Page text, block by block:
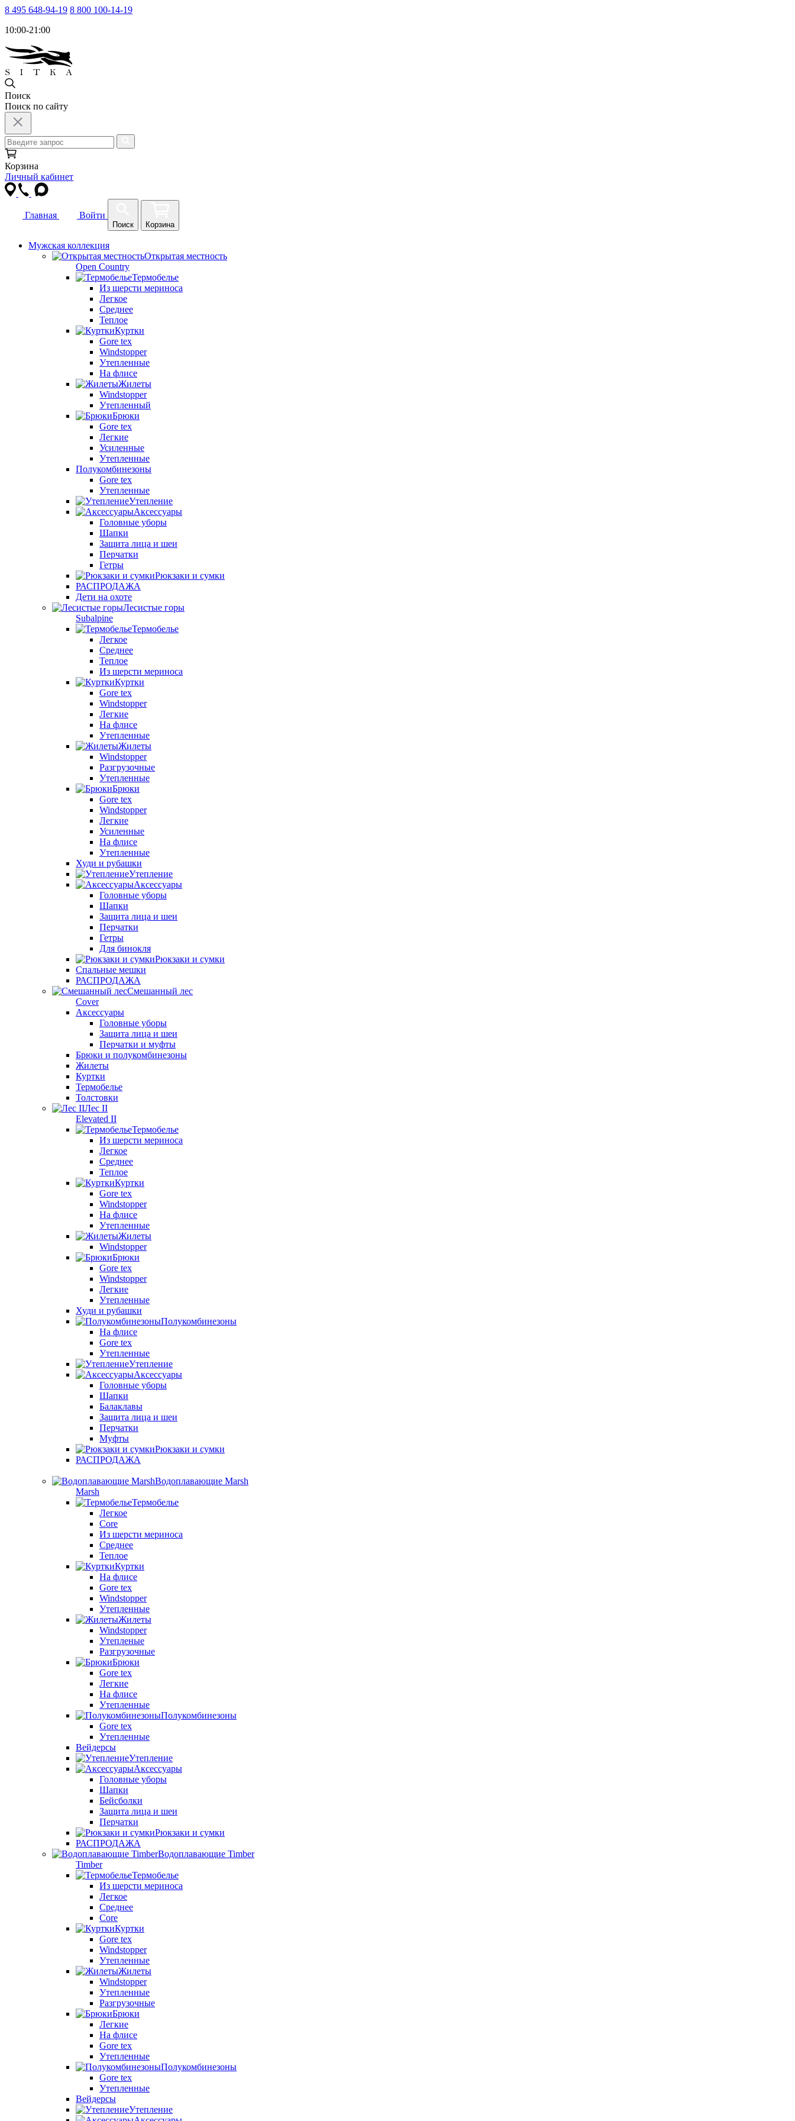
8 495 648-94-19 8 800 100-14-19
10:00-21:00
Поиск
Поиск по сайту
Корзина
Личный кабинет
Главная Войти
Поиск Корзина
Мужская коллекция
Открытая местность
Open Country
Термобелье
Из шерсти мериноса
Легкое
Среднее
Теплое
Куртки
Gore tex
Windstopper
Утепленные
На флисе
Жилеты
Windstopper
Утепленный
Брюки
Gore tex
Легкие
Усиленные
Утепленные
Полукомбинезоны
Gore tex
Утепленные
Утепление
Аксессуары
Головные уборы
Шапки
Защита лица и шеи
Перчатки
Гетры
Рюкзаки и сумки
РАСПРОДАЖА
Дети на охоте
Лесистые горы
Subalpine
Термобелье
Легкое
Среднее
Теплое
Из шерсти мериноса
Куртки
Gore tex
Windstopper
Легкие
На флисе
Утепленные
Жилеты
Windstopper
Разгрузочные
Утепленные
Брюки
Gore tex
Windstopper
Легкие
Усиленные
На флисе
Утепленные
Худи и рубашки
Утепление
Аксессуары
Головные уборы
Шапки
Защита лица и шеи
Перчатки
Гетры
Для бинокля
Рюкзаки и сумки
Спальные мешки
РАСПРОДАЖА
Смешанный лес
Cover
Аксессуары
Головные уборы
Защита лица и шеи
Перчатки и муфты
Брюки и полукомбинезоны
Жилеты
Куртки
Термобелье
Толстовки
Лес II
Elevated II
Термобелье
Из шерсти мериноса
Легкое
Среднее
Теплое
Куртки
Gore tex
Windstopper
На флисе
Утепленные
Жилеты
Windstopper
Брюки
Gore tex
Windstopper
Легкие
Утепленные
Худи и рубашки
Полукомбинезоны
На флисе
Gore tex
Утепленные
Утепление
Аксессуары
Головные уборы
Шапки
Балаклавы
Защита лица и шеи
Перчатки
Муфты
Рюкзаки и сумки
РАСПРОДАЖА
Водоплавающие Marsh
Marsh
Термобелье
Легкое
Core
Из шерсти мериноса
Среднее
Теплое
Куртки
На флисе
Gore tex
Windstopper
Утепленные
Жилеты
Windstopper
Утепленые
Разгрузочные
Брюки
Gore tex
Легкие
На флисе
Утепленные
Полукомбинезоны
Gore tex
Утепленные
Вейдерсы
Утепление
Аксессуары
Головные уборы
Шапки
Бейсболки
Защита лица и шеи
Перчатки
Рюкзаки и сумки
РАСПРОДАЖА
Водоплавающие Timber
Timber
Термобелье
Из шерсти мериноса
Легкое
Среднее
Core
Куртки
Gore tex
Windstopper
Утепленные
Жилеты
Windstopper
Утепленные
Разгрузочные
Брюки
Легкие
На флисе
Gore tex
Утепленные
Полукомбинезоны
Gore tex
Утепленные
Вейдерсы
Утепление